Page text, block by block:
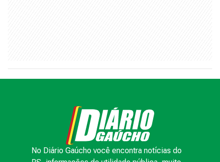
No Diário Gaúcho você encontra notícias do